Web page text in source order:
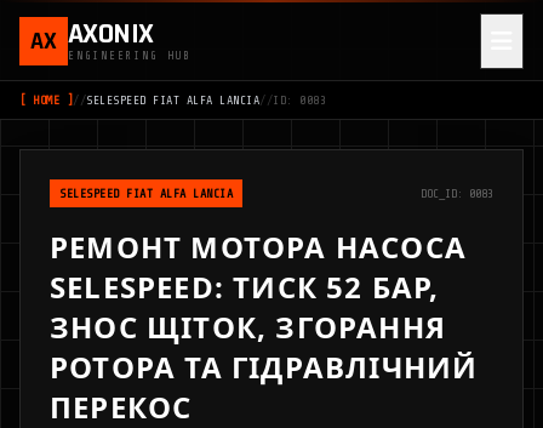
AX AXONIX
ENGINEERING HUB
[ HOME ] //SELESPEED FIAT ALFA LANCIA//ID: 0083
SELESPEED FIAT ALFA LANCIA DOC_ID: 0083
РЕМОНТ МОТОРА НАСОСА
SELESPEED: ТИСК 52 БАР,
ЗНОС ЩІТОК, ЗГОРАННЯ
РОТОРА ТА ГІДРАВЛІЧНИЙ
ПЕРЕКОС